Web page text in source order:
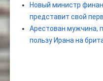
Новый министр
представит свой
Арестован мужчина,
пользу Ирана на